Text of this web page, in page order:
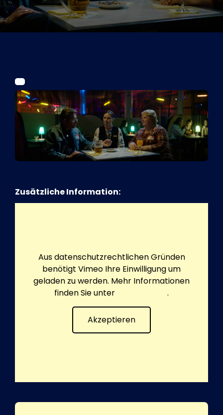
Tickets
Kurier Romy 2026
Zusätzliche Information:
Aus datenschutzrechtlichen Gründen
benötigt Vimeo Ihre Einwilligung um
geladen zu werden. Mehr Informationen
finden Sie unter
.
Akzeptieren